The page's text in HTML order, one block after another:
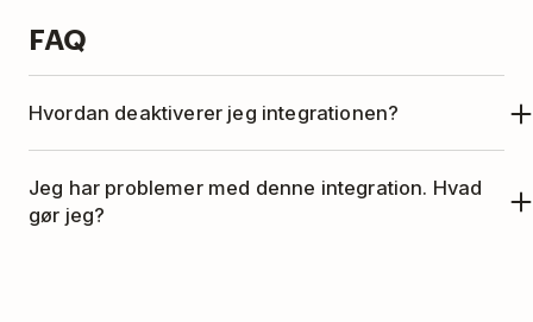
FAQ
Hvordan deaktiverer jeg integrationen?
Klik på
Jeg har problemer med denne integration. Hvad
gør jeg?